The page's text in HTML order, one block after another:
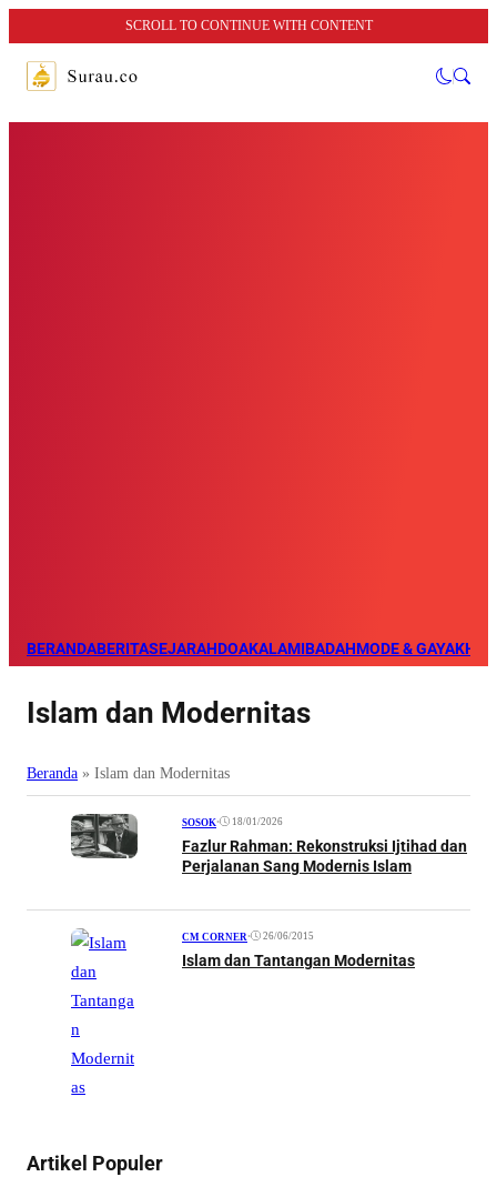
SCROLL TO CONTINUE WITH CONTENT
BERANDABERITASEJARAHDOAKALAMIBADAHMODE & GAYA
Islam dan Modernitas
Beranda » Islam dan Modernitas
SOSOK• 18/01/2026
Fazlur Rahman: Rekonstruksi Ijtihad dan
Perjalanan Sang Modernis Islam
CM CORNER • 26/06/2015
Islam dan Tantangan Modernitas
Artikel Populer